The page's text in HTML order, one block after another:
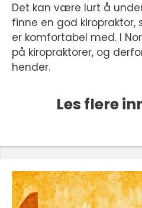
Det kan være lurt å
finne en god kiropraktor,
er komfortabel med. I
på kiropraktorer, og
hender.
Les flere